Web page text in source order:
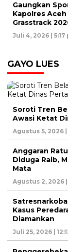
Gaungkan
Kapolres
Grasstrack
Juli 4, 2026 | 5:17
GAYO LUES
Soroti Tren
Awasi Ketat
Agustus 5, 2026
Anggaran
Diduga Raib,
Mata
Agustus 2, 2026
Kasus
Diamankan
Juli 25, 2026 |